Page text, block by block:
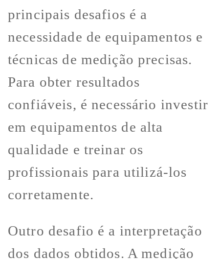
principais desafios é a
necessidade de equipamentos e
técnicas de medição precisas.
Para obter resultados
confiáveis, é necessário investir
em equipamentos de alta
qualidade e treinar os
profissionais para utilizá-los
corretamente.
Outro desafio é a interpretação
dos dados obtidos. A medição